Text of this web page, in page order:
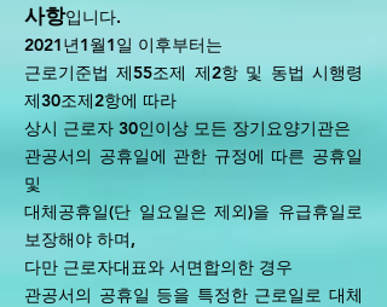
사항입니다.
2021년1월1일 이후부터는
근로기준법 제55조제 제2항 및 동법 시행령
제30조제2항에 따라
상시 근로자 30인이상 모든 장기요양기관은
관공서의 공휴일에 관한 규정에 따른 공휴일
및
대체공휴일(단 일요일은 제외)을 유급휴일로
보장해야 하며,
다만 근로자대표와 서면합의한 경우
관공서의 공휴일 등을 특정한 근로일로 대체